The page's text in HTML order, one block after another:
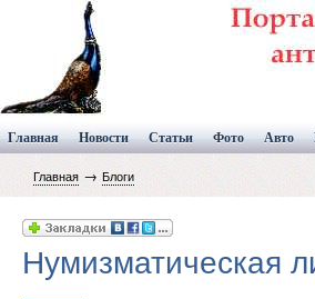
Главная Новости Статьи Фото Авто
Главная → Блоги
Нумизматическая